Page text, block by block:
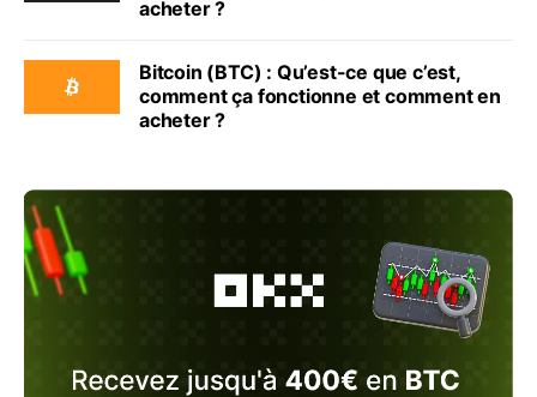
acheter ?
Bitcoin (BTC) : Qu’est-ce que c’est,
comment ça fonctionne et comment en
acheter ?